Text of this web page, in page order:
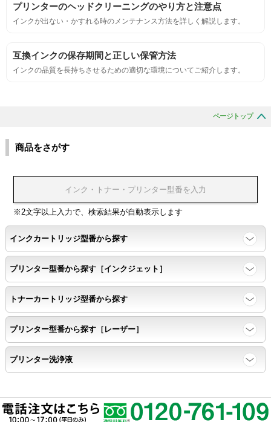
互換性
色同士のにじみがないこと。
浸透性
浸透性テスト用のサンプルを印刷する。
任意の色を背景として使用し、
背景と違う色で8号サイズのArialフォントで
鮮明に印刷できること。
速乾性
互換性テストサンプルを5ページ連続印刷する。
飛び散り
プリンターのヘッドクリーニングのやり方と注意点
インクが出ない・かすれる時のメンテナンス方法を詳しく解説します。
互換インクの保存期間と正しい保管方法
インクの品質を長持ちさせるための適切な環境についてご紹介します。
ページトップ
商品をさがす
※2文字以上入力で、検索結果が自動表示します
インクカートリッジ型番から探す
プリンター型番から探す［インクジェット］
トナーカートリッジ型番から探す
プリンター型番から探す［レーザー］
プリンター洗浄液